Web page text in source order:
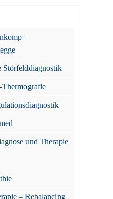
–
Störfelddiagnostik
Thermografie
und Therapie
– Rebalancing